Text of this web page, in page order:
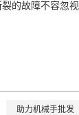
的故障不容忽
助力机械手批发